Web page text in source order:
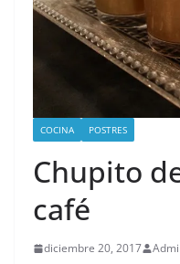
COCINA POSTRES
Chupito
café
diciembre 20, 2017